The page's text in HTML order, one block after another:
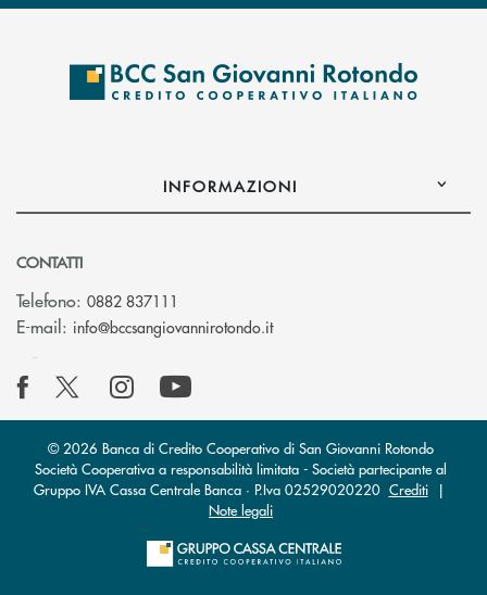
INFORMAZIONI
CONTATTI
Telefono: 0882 837111
E-mail: info@bccsangiovannirotondo.it(si apre l’app di posta
© 2026 Banca di Credito Cooperativo di San Giovanni Rotondo
Società Cooperativa a responsabilità limitata - Società partecipante al
Gruppo IVA Cassa Centrale Banca · P.Iva 02529020220 Crediti|
Note legali